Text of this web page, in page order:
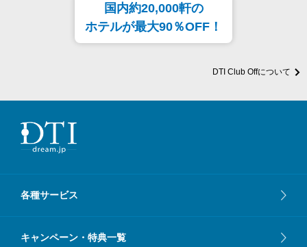
国内約20,000軒の
ホテルが最大90％OFF！
DTI Club Offについて
各種サービス
キャンペーン・特典一覧